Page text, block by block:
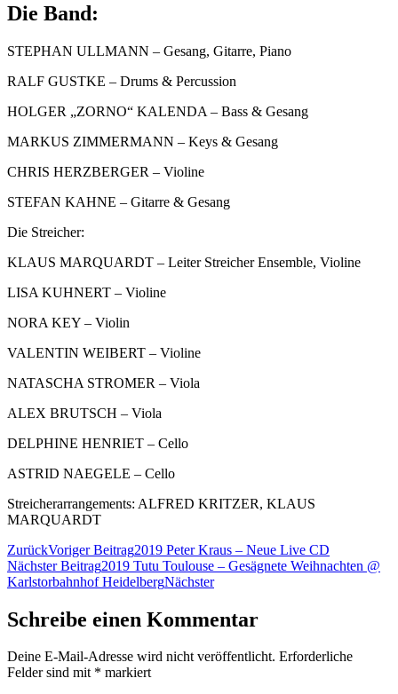
Die Band:
STEPHAN ULLMANN – Gesang, Gitarre, Piano
RALF GUSTKE – Drums & Percussion
HOLGER „ZORNO“ KALENDA – Bass & Gesang
MARKUS ZIMMERMANN – Keys & Gesang
CHRIS HERZBERGER – Violine
STEFAN KAHNE – Gitarre & Gesang
Die Streicher:
KLAUS MARQUARDT – Leiter Streicher Ensemble, Violine
LISA KUHNERT – Violine
NORA KEY – Violin
VALENTIN WEIBERT – Violine
NATASCHA STROMER – Viola
ALEX BRUTSCH – Viola
DELPHINE HENRIET – Cello
ASTRID NAEGELE – Cello
Streicherarrangements: ALFRED KRITZER, KLAUS
MARQUARDT
ZurückVoriger Beitrag2019 Peter Kraus – Neue Live CD
Nächster Beitrag2019 Tutu Toulouse – Gesägnete Weihnachten @
Karlstorbahnhof HeidelbergNächster
Schreibe einen Kommentar
Deine E-Mail-Adresse wird nicht veröffentlicht. Erforderliche
Felder sind mit * markiert